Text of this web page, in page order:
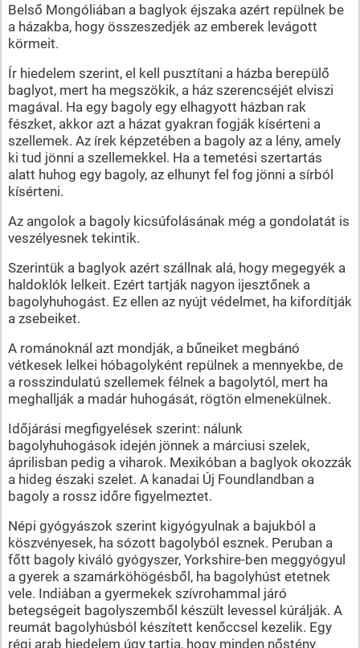
Belső Mongóliában a baglyok éjszaka azért repülnek be
a házakba, hogy összeszedjék az emberek levágott
körmeit.
Ír hiedelem szerint, el kell pusztítani a házba berepülő
baglyot, mert ha megszökik, a ház szerencséjét elviszi
magával. Ha egy bagoly egy elhagyott házban rak
fészket, akkor azt a házat gyakran fogják kísérteni a
szellemek. Az írek képzetében a bagoly az a lény, amely
ki tud jönni a szellemekkel. Ha a temetési szertartás
alatt huhog egy bagoly, az elhunyt fel fog jönni a sírból
kísérteni.
Az angolok a bagoly kicsúfolásának még a gondolatát is
veszélyesnek tekintik.
Szerintük a baglyok azért szállnak alá, hogy megegyék a
haldoklók lelkeit. Ezért tartják nagyon ijesztőnek a
bagolyhuhogást. Ez ellen az nyújt védelmet, ha kifordítják
a zsebeiket.
A románoknál azt mondják, a bűneiket megbánó
vétkesek lelkei hóbagolyként repülnek a mennyekbe, de
a rosszindulatú szellemek félnek a bagolytól, mert ha
meghallják a madár huhogását, rögtön elmenekülnek.
Időjárási megfigyelések szerint: nálunk
bagolyhuhogások idején jönnek a márciusi szelek,
áprilisban pedig a viharok. Mexikóban a baglyok okozzák
a hideg északi szelet. A kanadai Új Foundlandban a
bagoly a rossz időre figyelmeztet.
Népi gyógyászok szerint kigyógyulnak a bajukból a
köszvényesek, ha sózott bagolyból esznek. Peruban a
főtt bagoly kiváló gyógyszer, Yorkshire-ben meggyógyul
a gyerek a szamárköhögésből, ha bagolyhúst etetnek
vele. Indiában a gyermekek szívrohammal járó
betegségeit bagolyszemből készült levessel kúrálják. A
reumát bagolyhúsból készített kenőccsel kezelik. Egy
régi arab hiedelem úgy tartja, hogy minden nőstény